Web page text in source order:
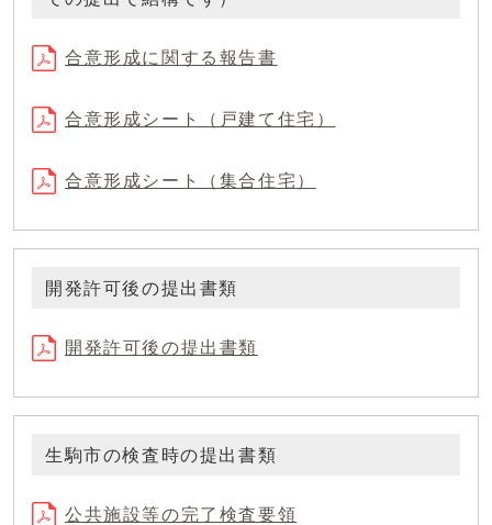
合意形成に関する報告書
合意形成シート（戸建て住宅）
合意形成シート（集合住宅）
開発許可後の提出書類
開発許可後の提出書類
生駒市の検査時の提出書類
公共施設等の完了検査要領